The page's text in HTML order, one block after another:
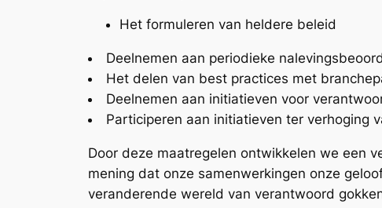
Het formuleren van heldere beleid
Deelnemen aan periodieke
Het delen van best practices met
Deelnemen aan initiatieven voor
Participeren aan initiatieven ter verhoging
Door deze maatregelen ontwikkelen we een
mening dat onze samenwerkingen onze
veranderende wereld van verantwoord